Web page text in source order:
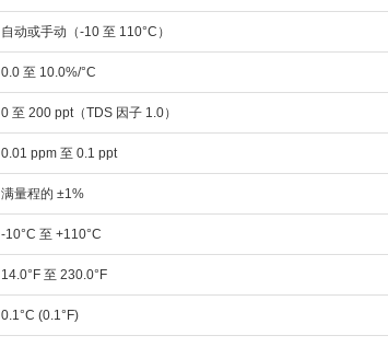
自动或手动（-10 至 110°C）
0.0 至 10.0%/°C
0 至 200 ppt（TDS 因子 1.0）
0.01 ppm 至 0.1 ppt
满量程的 ±1%
-10°C 至 +110°C
14.0°F 至 230.0°F
0.1°C (0.1°F)